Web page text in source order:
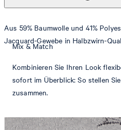
Aus 59% Baumwolle und 41%
Jacquard-Gewebe in Halbzwirn-
Mix & Match
Kombinieren Sie Ihren Look
sofort im Überblick: So stellen
zusammen.